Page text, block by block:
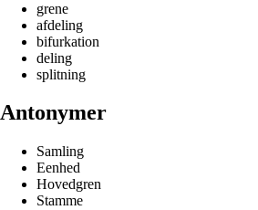
grene
afdeling
bifurkation
deling
splitning
Antonymer
Samling
Eenhed
Hovedgren
Stamme